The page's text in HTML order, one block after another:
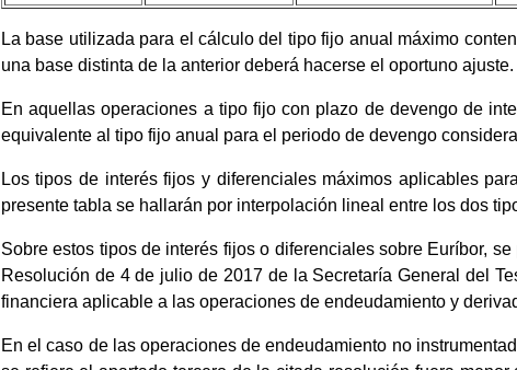
La base utilizada para el cálculo del tipo fijo anual máximo
una base distinta de la anterior deberá hacerse el oportuno ajuste.
En aquellas operaciones a tipo fijo con plazo de devengo de
equivalente al tipo fijo anual para el periodo de devengo
Los tipos de interés fijos y diferenciales máximos aplicables
presente tabla se hallarán por interpolación lineal entre los dos
Sobre estos tipos de interés fijos o diferenciales sobre Euríbor,
Resolución de 4 de julio de 2017 de la Secretaría General del
financiera aplicable a las operaciones de endeudamiento y
En el caso de las operaciones de endeudamiento no